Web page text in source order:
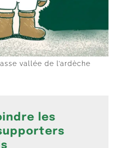
vallée de l’ardèche
les